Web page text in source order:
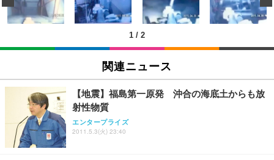
ン樹脂ベース 通気性メッシュ 在宅ワーク H-WY01
(黒網+黒枠+黒足)
￥5,699
SIHOO B100 オフィスチェア／デスクチェア メッシ
ュチェア 人間工学 疲れない ブラック
￥27,999
Sezlife オフィスチェア デスクチェア 疲れない テレ
ワーク チェア 強化バックレスト 30度ロッキング機
能 人間工学 椅子 腰サポート 90度跳ね上げ式アーム
￥105,595
EIZO ビジネス向けプレミアムモニター | FlexScan
￥109,572
【純正品】27"ゲーミングモニター DualSense 充電
フック付き（CFI-ZDM1J）
￥3,373
Amazonベーシック ペットシーツ 厚型 ワイド 42枚
x2袋(84枚) ホワイト(吸収面:ライトブルー)
￥3,234
ネオ・ルーライフ ネオ・オムツ L 中型犬用 26枚入
り 単品
1 / 2
関連ニュース
【地震】福島第一原発 沖合の海底土からも放
射性物質
エンタープライズ
2011.5.3(火) 23:40